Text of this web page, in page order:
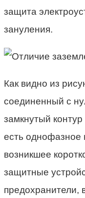
защита
зануления.
Как видно из
соединенный с
замкнутый
есть однофазное
возникшее
защитные
предохранители,